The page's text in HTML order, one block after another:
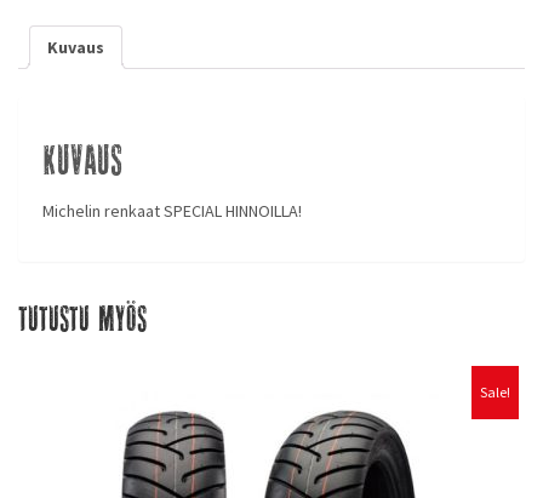
Kuvaus
Kuvaus
Michelin renkaat SPECIAL HINNOILLA!
Tutustu myös
Sale!